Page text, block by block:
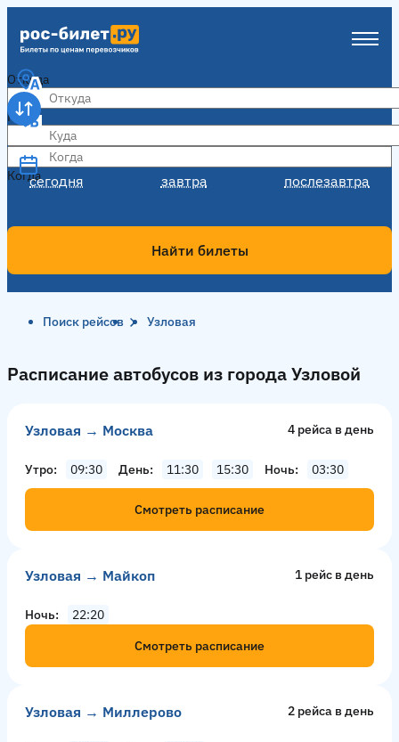
Откуда
Куда
Когда
сегодня завтра послезавтра
Когда
Найти билеты
Поиск рейсов Узловая
Расписание автобусов из города Узловой
Узловая → Москва 4 рейсa в день
Утро 09:30 День 11:30 15:30 Ночь 03:30
Смотреть расписание
Узловая → Майкоп 1 рейс в день
Ночь
22:20
Смотреть расписание
Узловая → Миллерово 2 рейсa в день